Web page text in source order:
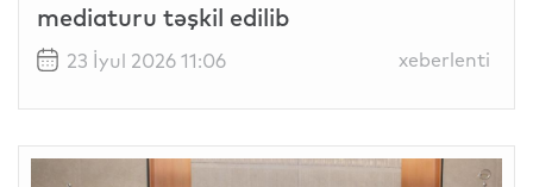
mediaturu təşkil edilib
23 İyul 2026 11:06 xeberlenti